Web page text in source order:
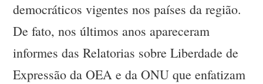
democráticos vigentes nos países da região.
De fato, nos últimos anos apareceram
informes das Relatorias sobre Liberdade de
Expressão da OEA e da ONU que enfatizam